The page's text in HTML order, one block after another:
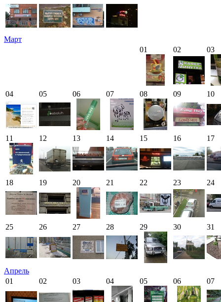
Март
01
02 03
04 05 06 07 08 09 10
11 12 13 14 15 16 17
18 19 20 21 22 23 24
25 26 27 28 29 30 31
Апрель
01
02 03 04 05 06 07